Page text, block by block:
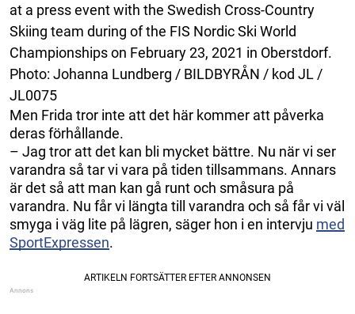
at a press event with the Swedish Cross-Country
Skiing team during of the FIS Nordic Ski World
Championships on February 23, 2021 in Oberstdorf.
Photo: Johanna Lundberg / BILDBYRÅN / kod JL /
JL0075
Men Frida tror inte att det här kommer att påverka
deras förhållande.
– Jag tror att det kan bli mycket bättre. Nu när vi ser
varandra så tar vi vara på tiden tillsammans. Annars
är det så att man kan gå runt och småsura på
varandra. Nu får vi längta till varandra och så får vi väl
smyga i väg lite på lägren, säger hon i en intervju med
SportExpressen.